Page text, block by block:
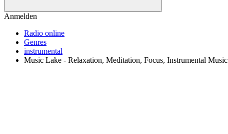
Anmelden
Radio online
Genres
instrumental
Music Lake - Relaxation, Meditation, Focus, Instrumental Music